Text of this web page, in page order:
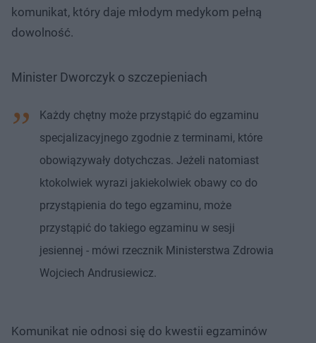
komunikat, który daje młodym medykom pełną
dowolność.
Minister Dworczyk o szczepieniach
Każdy chętny może przystąpić do egzaminu
specjalizacyjnego zgodnie z terminami, które
obowiązywały dotychczas. Jeżeli natomiast
ktokolwiek wyrazi jakiekolwiek obawy co do
przystąpienia do tego egzaminu, może
przystąpić do takiego egzaminu w sesji
jesiennej - mówi rzecznik Ministerstwa Zdrowia
Wojciech Andrusiewicz.
Komunikat nie odnosi się do kwestii egzaminów